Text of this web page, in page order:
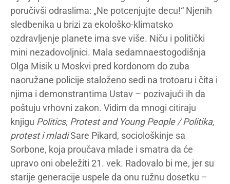
poručivši odraslima: „Ne potcenjujte decu!“ Njenih
sledbenika u brizi za ekološko-klimatsko
ozdravljenje planete ima sve više. Niču i politički
mini nezadovoljnici. Mala sedamnaestogodišnja
Olga Misik u Moskvi pred kordonom do zuba
naoružane policije staloženo sedi na trotoaru i čita i
njima i demonstrantima Ustav – pozivajući ih da
poštuju vrhovni zakon. Vidim da mnogi citiraju
knjigu Politics, Protest and Young People/ Politika,
protest i mladiSare Pikard, sociološkinje sa
Sorbone, koja proučava mlade i smatra da će
upravo oni obeležiti 21. vek. Radovalo bi me, jer su
starije generacije uspele da onu ružnu dosetku –